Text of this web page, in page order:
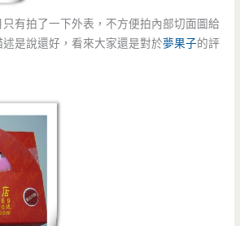
有拍了一下外表，不方便拍內部切面圖給
是說還好，看來大家還是對於夢果子的評